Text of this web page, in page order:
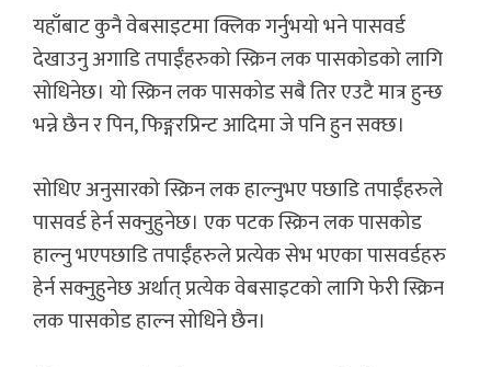
यहाँबाट कुनै वेबसाइटमा क्लिक गर्नुभयो भने पासवर्ड
देखाउनु अगाडि तपाईँहरुको स्क्रिन लक पासकोडको लागि
सोधिनेछ। यो स्क्रिन लक पासकोड सबै तिर एउटै मात्र हुन्छ
भन्ने छैन र पिन, फिङ्गरप्रिन्ट आदिमा जे पनि हुन सक्छ।
सोधिए अनुसारको स्क्रिन लक हाल्नुभए पछाडि तपाईँहरुले
पासवर्ड हेर्न सक्नुहुनेछ। एक पटक स्क्रिन लक पासकोड
हाल्नु भएपछाडि तपाईँहरुले प्रत्येक सेभ भएका पासवर्डहरु
हेर्न सक्नुहुनेछ अर्थात् प्रत्येक वेबसाइटको लागि फेरी स्क्रिन
लक पासकोड हाल्न सोधिने छैन।